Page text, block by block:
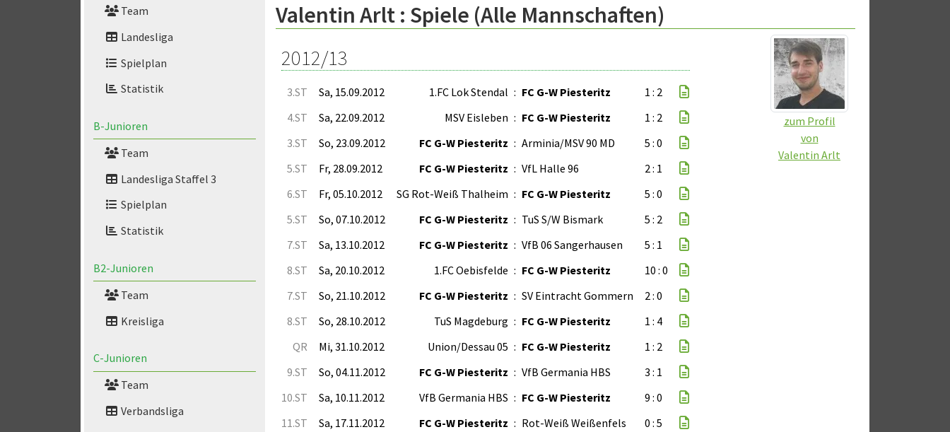
Team
Landesliga
Spielplan
Statistik
B-Junioren
Team
Landesliga Staffel 3
Spielplan
Statistik
B2-Junioren
Team
Kreisliga
C-Junioren
Team
Verbandsliga
Valentin Arlt : Spiele (Alle Mannschaften)
zum Profil
von
Valentin Arlt
2012/13
3.ST Sa, 15.09.2012 1.FC Lok Stendal : FC G-W Piesteritz
1 : 2
4.ST
Sa, 22.09.2012 MSV Eisleben : FC G-W Piesteritz
1 : 2
3.ST
So, 23.09.2012 FC G-W Piesteritz : Arminia/MSV 90 MD
5 : 0
5.ST
Fr, 28.09.2012 FC G-W Piesteritz : VfL Halle 96
2 : 1
6.ST
Fr, 05.10.2012 SG Rot-Weiß Thalheim : FC G-W Piesteritz
5 : 0
5.ST
So, 07.10.2012 FC G-W Piesteritz : TuS S/W Bismark
5 : 2
7.ST
Sa, 13.10.2012 FC G-W Piesteritz : VfB 06 Sangerhausen
5 : 1
8.ST
Sa, 20.10.2012 1.FC Oebisfelde : FC G-W Piesteritz
10 : 0
7.ST
So, 21.10.2012 FC G-W Piesteritz : SV Eintracht Gommern
2 : 0
8.ST
So, 28.10.2012 TuS Magdeburg : FC G-W Piesteritz
1 : 4
QR
Mi, 31.10.2012 Union/Dessau 05 : FC G-W Piesteritz
1 : 2
9.ST
So, 04.11.2012 FC G-W Piesteritz : VfB Germania HBS
3 : 1
10.ST
Sa, 10.11.2012 VfB Germania HBS : FC G-W Piesteritz
9 : 0
11.ST
Sa, 17.11.2012 FC G-W Piesteritz : Rot-Weiß Weißenfels
0 : 5